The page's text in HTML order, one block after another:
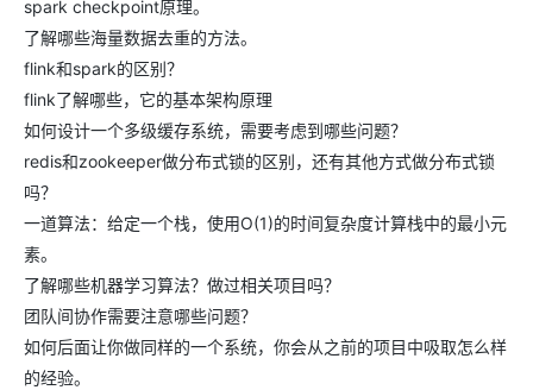
spark checkpoint原理。
了解哪些海量数据去重的方法。
flink和spark的区别？
flink了解哪些，它的基本架构原理
如何设计一个多级缓存系统，需要考虑到哪些问题？
redis和zookeeper做分布式锁的区别，还有其他方式做分布式锁
吗？
一道算法：给定一个栈，使用O(1)的时间复杂度计算栈中的最小元
素。
了解哪些机器学习算法？做过相关项目吗？
团队间协作需要注意哪些问题？
如何后面让你做同样的一个系统，你会从之前的项目中吸取怎么样
的经验。